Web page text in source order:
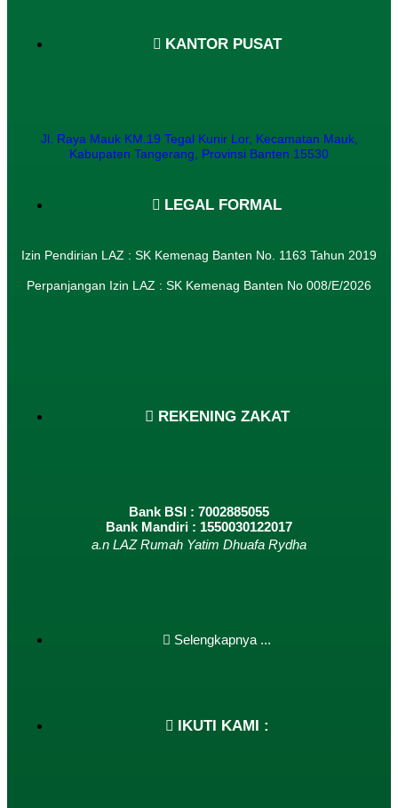
KANTOR PUSAT
Jl. Raya Mauk KM.19 Tegal Kunir Lor, Kecamatan Mauk,
Kabupaten Tangerang, Provinsi Banten 15530
LEGAL FORMAL
Izin Pendirian LAZ : SK Kemenag Banten No. 1163 Tahun 2019
Perpanjangan Izin LAZ : SK Kemenag Banten No 008/E/2026​
REKENING ZAKAT
Bank BSI : 7002885055
Bank Mandiri : 1550030122017
a.n LAZ Rumah Yatim Dhuafa Rydha
Selengkapnya ...
IKUTI KAMI :